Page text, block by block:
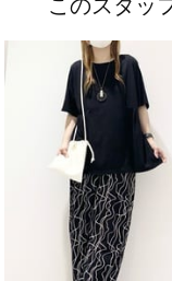
このスタッ